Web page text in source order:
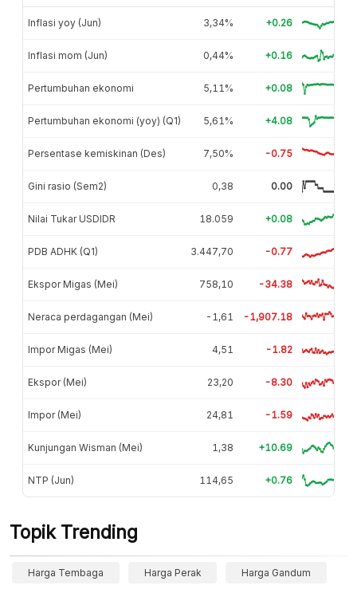
Inflasi yoy (Jun) 3,34% +0.26
Inflasi mom (Jun) 0,44% +0.16
Pertumbuhan ekonomi 5,11% +0.08
Pertumbuhan ekonomi (yoy) (Q1) 5,61% +4.08
Persentase kemiskinan (Des) 7,50% -0.75
Gini rasio (Sem2) 0,38 0.00
Nilai Tukar USDIDR 18.059 +0.08
PDB ADHK (Q1) 3.447,70 -0.77
Ekspor Migas (Mei) 758,10 -34.38
Neraca perdagangan (Mei) -1,61 -1,907.18
Impor Migas (Mei) 4,51 -1.82
Ekspor (Mei) 23,20 -8.30
Impor (Mei) 24,81 -1.59
Kunjungan Wisman (Mei) 1,38 +10.69
NTP (Jun) 114,65 +0.76
Topik Trending
Harga Tembaga Harga Perak Harga Gandum